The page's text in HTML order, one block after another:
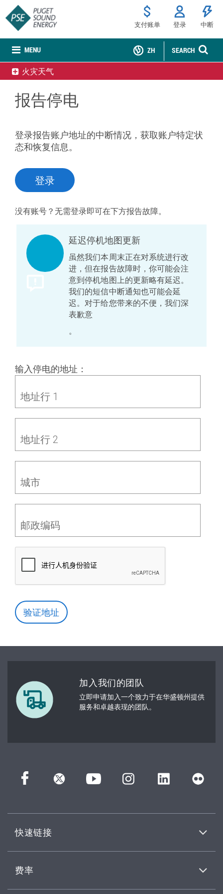
MENU
支付账单 登录 中断
SEARCH
ZH
火灾天气
报告停电
登录报告账户地址的中断情况，获取账户特定状
态和恢复信息。
登录
没有账号？无需登录即可在下方报告故障。
延迟停机地图更新
虽然我们本周末正在对系统进行改
进，但在报告故障时，你可能会注
意到停机地图上的更新略有延迟。
我们的短信中断通知也可能会延
迟。对于给您带来的不便，我们深
表歉意
。
输入停电的地址：
地址行 1
地址行 2
城市
邮政编码
验证地址
加入我们的团队
立即申请加入一个致力于在华盛顿州提供
服务和卓越表现的团队。
快速链接
费率